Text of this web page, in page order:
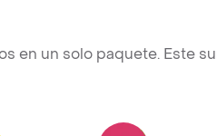
en un solo paquete. Este